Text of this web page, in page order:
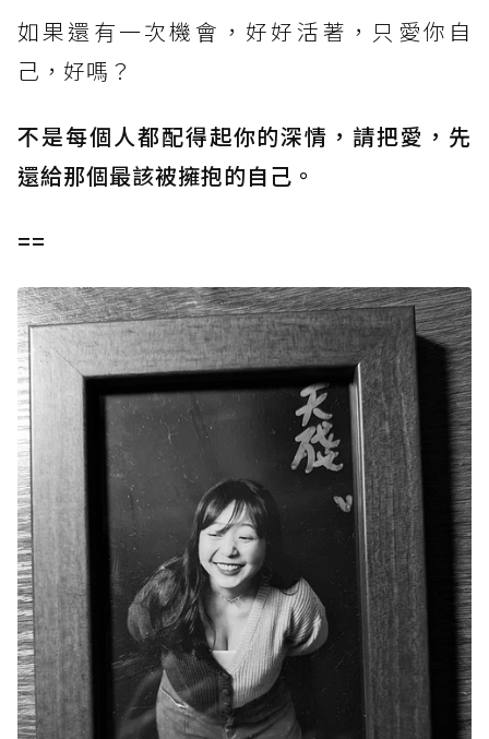
如果還有一次機會，好好活著，只愛你自
己，好嗎？
不是每個人都配得起你的深情，請把愛，先
還給那個最該被擁抱的自己。
==